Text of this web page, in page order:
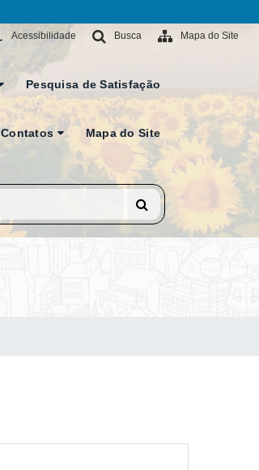
Mapa do Site
Busca
Acessibilidade
Pesquisa de Satisfação
Contatos Mapa do Site